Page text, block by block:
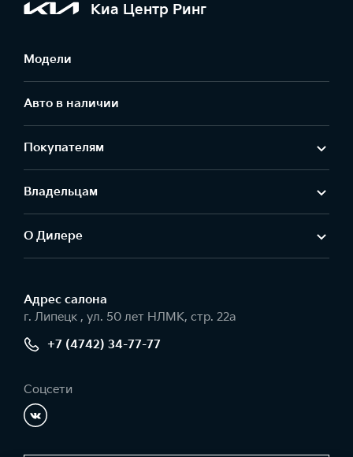
Киа Центр Ринг
Модели
Авто в наличии
Покупателям
Владельцам
О Дилере
Адрес салонa
г. Липецк , ул. 50 лет НЛМК, стр. 22а
+7 (4742) 34-77-77
Соцсети